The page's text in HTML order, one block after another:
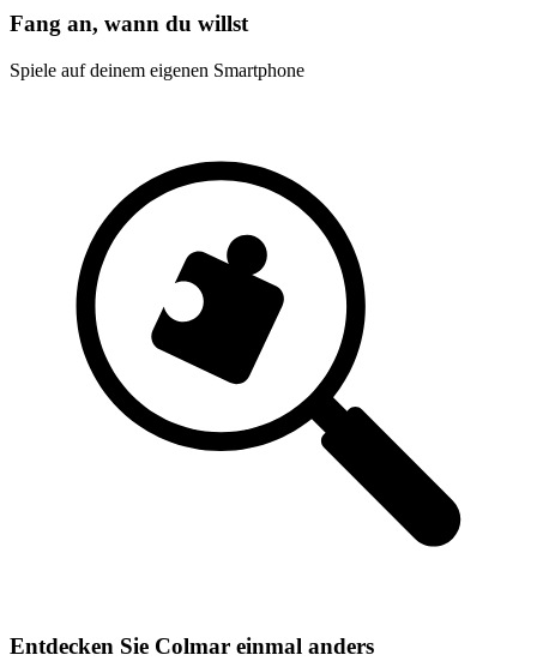
Fang an, wann du willst
Spiele auf deinem eigenen Smartphone
Entdecken Sie Colmar einmal anders